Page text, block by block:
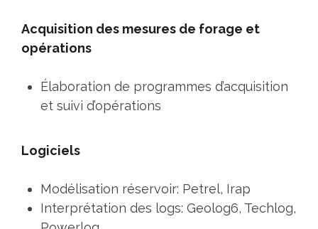
Acquisition des mesures de forage et
opérations
Élaboration de programmes d’acquisition
et suivi d’opérations
Logiciels
Modélisation réservoir: Petrel, Irap
Interprétation des logs: Geolog6, Techlog,